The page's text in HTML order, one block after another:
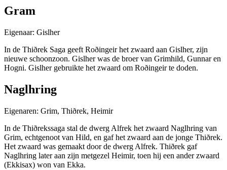
Gram
Eigenaar: Gislher
In de Thiðrek Saga geeft Roðingeir het zwaard aan Gislher, zijn
nieuwe schoonzoon. Gislher was de broer van Grimhild, Gunnar en
Hogni. Gislher gebruikte het zwaard om Roðingeir te doden.
Naglhring
Eigenaren: Grim, Thiðrek, Heimir
In de Thiðrekssaga stal de dwerg Alfrek het zwaard Naglhring van
Grim, echtgenoot van Hild, en gaf het zwaard aan de jonge Thiðrek.
Het zwaard was gemaakt door de dwerg Alfrek. Thiðrek gaf
Naglhring later aan zijn metgezel Heimir, toen hij een ander zwaard
(Ekkisax) won van Ekka.